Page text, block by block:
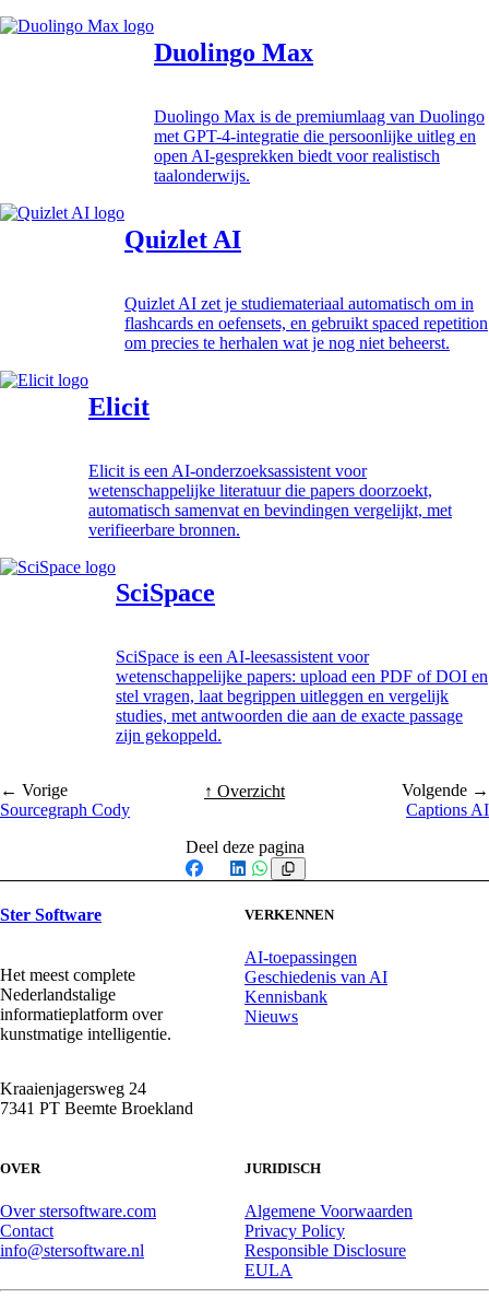
Duolingo Max
Duolingo Max is de premiumlaag van Duolingo
met GPT-4-integratie die persoonlijke uitleg en
open AI-gesprekken biedt voor realistisch
taalonderwijs.
Quizlet AI
Quizlet AI zet je studiemateriaal automatisch om in
flashcards en oefensets, en gebruikt spaced repetition
om precies te herhalen wat je nog niet beheerst.
Elicit
Elicit is een AI-onderzoeksassistent voor
wetenschappelijke literatuur die papers doorzoekt,
automatisch samenvat en bevindingen vergelijkt, met
verifieerbare bronnen.
SciSpace
SciSpace is een AI-leesassistent voor
wetenschappelijke papers: upload een PDF of DOI en
stel vragen, laat begrippen uitleggen en vergelijk
studies, met antwoorden die aan de exacte passage
zijn gekoppeld.
← Vorige
Sourcegraph Cody
↑ Overzicht
Volgende →
Captions AI
Deel deze pagina
Facebook
X LinkedIn
WhatsApp
Ster Software
Het meest complete
Nederlandstalige
informatieplatform over
kunstmatige intelligentie.
Kraaienjagersweg 24
7341 PT Beemte Broekland
VERKENNEN
AI-toepassingen
Geschiedenis van AI
Kennisbank
Nieuws
OVER
Over stersoftware.com
Contact
info@stersoftware.nl
JURIDISCH
Algemene Voorwaarden
Privacy Policy
Responsible Disclosure
EULA